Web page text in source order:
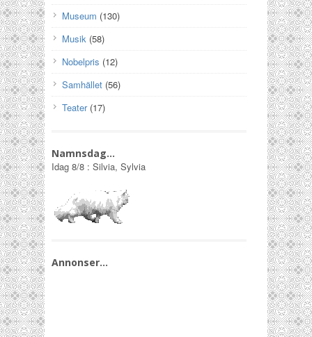
Museum (130)
Musik (58)
Nobelpris (12)
Samhället (56)
Teater(17)
Namnsdag…
Idag 8/8 : Silvia, Sylvia
Annonser…